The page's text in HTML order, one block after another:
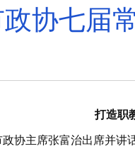
协七届
打造职
协主席张富治出席并讲话